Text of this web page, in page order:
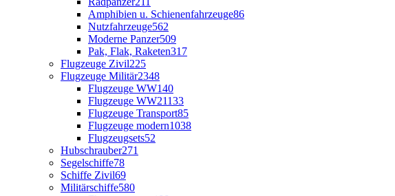
Amphibien u. Schienenfahrzeuge86
Nutzfahrzeuge562
Moderne Panzer509
Pak, Flak, Raketen317
Flugzeuge Zivil225
Flugzeuge Militär2348
Flugzeuge WW140
Flugzeuge WW21133
Flugzeuge Transport85
Flugzeuge modern1038
Flugzeugsets52
Hubschrauber271
Segelschiffe78
Schiffe Zivil69
Militärschiffe580